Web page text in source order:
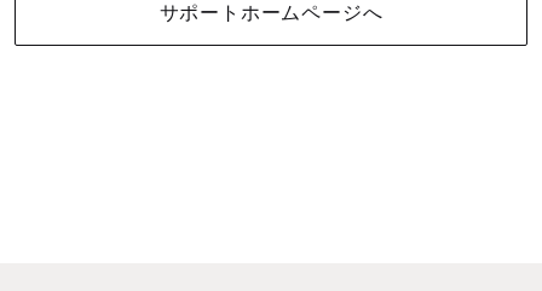
サポートホームページへ